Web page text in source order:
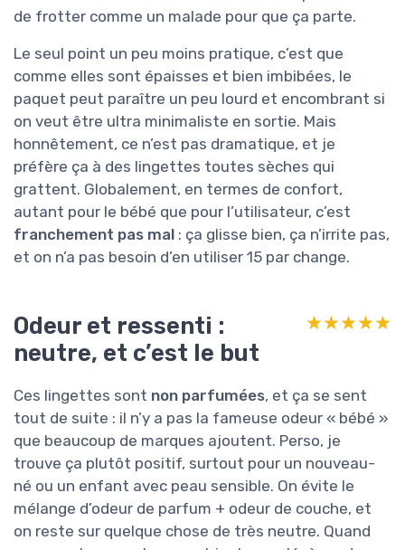
de frotter comme un malade pour que ça parte.
Le seul point un peu moins pratique, c’est que
comme elles sont épaisses et bien imbibées, le
paquet peut paraître un peu lourd et encombrant si
on veut être ultra minimaliste en sortie. Mais
honnêtement, ce n’est pas dramatique, et je
préfère ça à des lingettes toutes sèches qui
grattent. Globalement, en termes de confort,
autant pour le bébé que pour l’utilisateur, c’est
franchement pas mal : ça glisse bien, ça n’irrite pas,
et on n’a pas besoin d’en utiliser 15 par change.
Odeur et ressenti :
neutre, et c’est le but
★★★★★
★★★★★
Ces lingettes sont non parfumées, et ça se sent
tout de suite : il n’y a pas la fameuse odeur « bébé »
que beaucoup de marques ajoutent. Perso, je
trouve ça plutôt positif, surtout pour un nouveau-
né ou un enfant avec peau sensible. On évite le
mélange d’odeur de parfum + odeur de couche, et
on reste sur quelque chose de très neutre. Quand